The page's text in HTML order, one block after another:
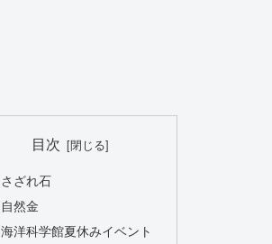
目次
さざれ石
自然金
海洋科学館夏休みイベント